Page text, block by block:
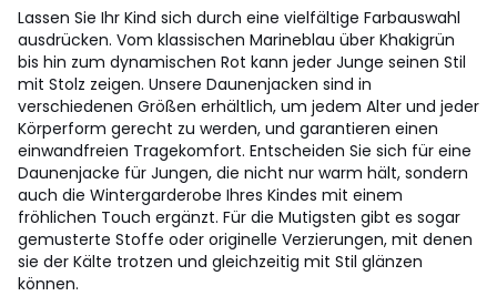
Lassen Sie Ihr Kind sich durch eine vielfältige Farbauswahl
ausdrücken. Vom klassischen Marineblau über Khakigrün
bis hin zum dynamischen Rot kann jeder Junge seinen Stil
mit Stolz zeigen. Unsere Daunenjacken sind in
verschiedenen Größen erhältlich, um jedem Alter und jeder
Körperform gerecht zu werden, und garantieren einen
einwandfreien Tragekomfort. Entscheiden Sie sich für eine
Daunenjacke für Jungen, die nicht nur warm hält, sondern
auch die Wintergarderobe Ihres Kindes mit einem
fröhlichen Touch ergänzt. Für die Mutigsten gibt es sogar
gemusterte Stoffe oder originelle Verzierungen, mit denen
sie der Kälte trotzen und gleichzeitig mit Stil glänzen
können.